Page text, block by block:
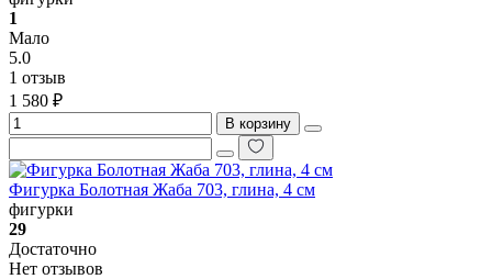
1
Мало
5.0
1 отзыв
1 580 ₽
В корзину
Фигурка Болотная Жаба 703, глина, 4 см
фигурки
29
Достаточно
Нет отзывов